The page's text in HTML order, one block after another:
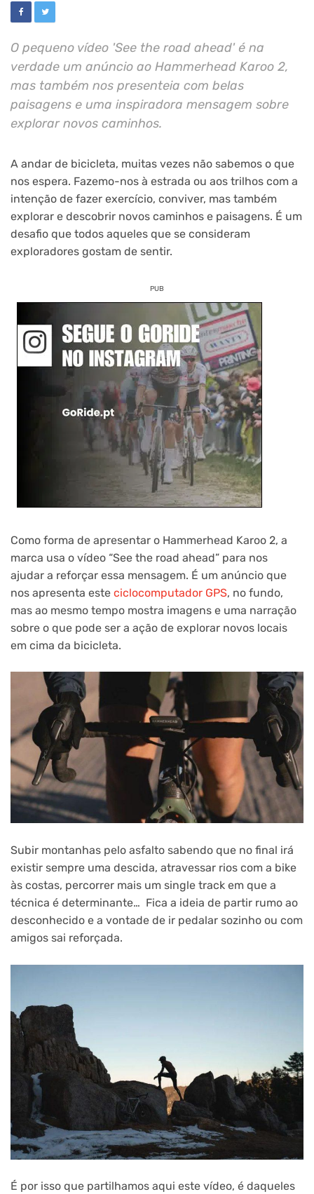
O pequeno vídeo 'See the road ahead' é na
verdade um anúncio ao Hammerhead Karoo 2,
mas também nos presenteia com belas
paisagens e uma inspiradora mensagem sobre
explorar novos caminhos.
A andar de bicicleta, muitas vezes não sabemos o que
nos espera. Fazemo-nos à estrada ou aos trilhos com a
intenção de fazer exercício, conviver, mas também
explorar e descobrir novos caminhos e paisagens. É um
desafio que todos aqueles que se consideram
exploradores gostam de sentir.
PUB
Como forma de apresentar o Hammerhead Karoo 2, a
marca usa o vídeo “See the road ahead” para nos
ajudar a reforçar essa mensagem. É um anúncio que
nos apresenta este ciclocomputador GPS, no fundo,
mas ao mesmo tempo mostra imagens e uma narração
sobre o que pode ser a ação de explorar novos locais
em cima da bicicleta.
Subir montanhas pelo asfalto sabendo que no final irá
existir sempre uma descida, atravessar rios com a bike
às costas, percorrer mais um single track em que a
técnica é determinante… Fica a ideia de partir rumo ao
desconhecido e a vontade de ir pedalar sozinho ou com
amigos sai reforçada.
É por isso que partilhamos aqui este vídeo, é daqueles